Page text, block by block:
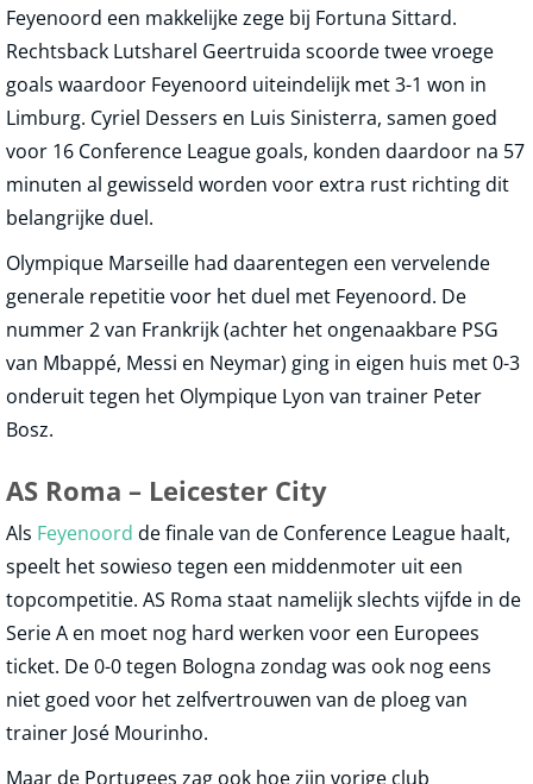
Feyenoord een makkelijke zege bij Fortuna Sittard.
Rechtsback Lutsharel Geertruida scoorde twee vroege
goals waardoor Feyenoord uiteindelijk met 3-1 won in
Limburg. Cyriel Dessers en Luis Sinisterra, samen goed
voor 16 Conference League goals, konden daardoor na 57
minuten al gewisseld worden voor extra rust richting dit
belangrijke duel.
Olympique Marseille had daarentegen een vervelende
generale repetitie voor het duel met Feyenoord. De
nummer 2 van Frankrijk (achter het ongenaakbare PSG
van Mbappé, Messi en Neymar) ging in eigen huis met 0-3
onderuit tegen het Olympique Lyon van trainer Peter
Bosz.
AS Roma – Leicester City
Als Feyenoord de finale van de Conference League haalt,
speelt het sowieso tegen een middenmoter uit een
topcompetitie. AS Roma staat namelijk slechts vijfde in de
Serie A en moet nog hard werken voor een Europees
ticket. De 0-0 tegen Bologna zondag was ook nog eens
niet goed voor het zelfvertrouwen van de ploeg van
trainer José Mourinho.
Maar de Portugees zag ook hoe zijn vorige club